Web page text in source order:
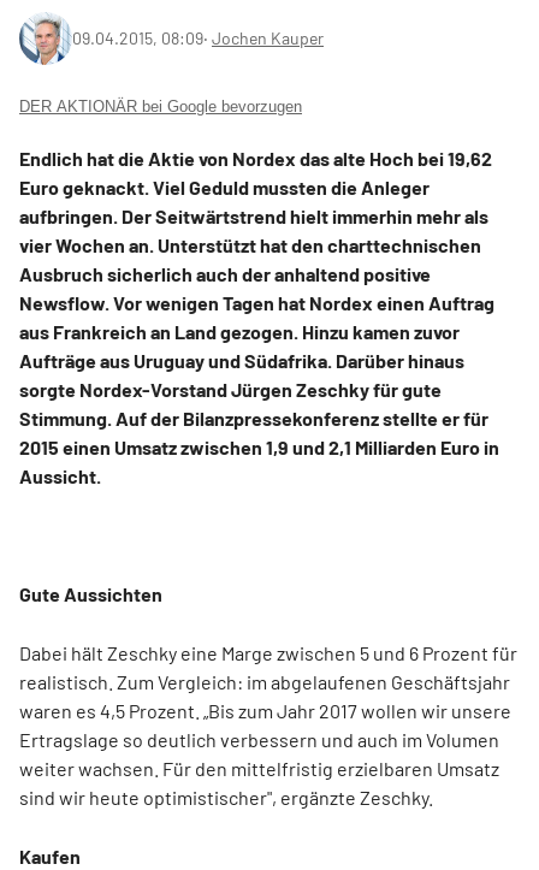
09.04.2015, 08:09‧ Jochen Kauper
DER AKTIONÄR bei Google bevorzugen
Endlich hat die Aktie von Nordex das alte Hoch bei 19,62
Euro geknackt. Viel Geduld mussten die Anleger
aufbringen. Der Seitwärtstrend hielt immerhin mehr als
vier Wochen an. Unterstützt hat den charttechnischen
Ausbruch sicherlich auch der anhaltend positive
Newsflow. Vor wenigen Tagen hat Nordex einen Auftrag
aus Frankreich an Land gezogen. Hinzu kamen zuvor
Aufträge aus Uruguay und Südafrika. Darüber hinaus
sorgte Nordex-Vorstand Jürgen Zeschky für gute
Stimmung. Auf der Bilanzpressekonferenz stellte er für
2015 einen Umsatz zwischen 1,9 und 2,1 Milliarden Euro in
Aussicht.
Gute Aussichten
Dabei hält Zeschky eine Marge zwischen 5 und 6 Prozent für
realistisch. Zum Vergleich: im abgelaufenen Geschäftsjahr
waren es 4,5 Prozent. „Bis zum Jahr 2017 wollen wir unsere
Ertragslage so deutlich verbessern und auch im Volumen
weiter wachsen. Für den mittelfristig erzielbaren Umsatz
sind wir heute optimistischer", ergänzte Zeschky.
Kaufen